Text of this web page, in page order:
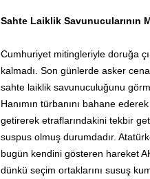
Sahte Laiklik Savunucularının
Cumhuriyet mitingleriyle doruğa
kalmadı. Son günlerde asker
sahte laiklik savunuculuğunu
Hanımın türbanını bahane
getirerek etraflarındakini tekbir
suspus olmuş durumdadır.
bugün kendini gösteren hareket
dünkü seçim ortaklarını susuş